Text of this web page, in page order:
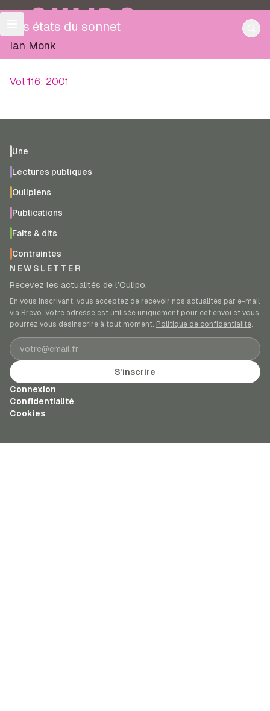
OULIPO
Les états du sonnet
Ian Monk
Vol 116; 2001
Une
Lectures publiques
Oulipiens
Publications
Faits & dits
Contraintes
NEWSLETTER
Recevez les actualités de l’Oulipo.
En vous inscrivant, vous acceptez de recevoir nos actualités par e-mail
via Brevo. Votre adresse est utilisée uniquement pour cet envoi et vous
pourrez vous désinscrire à tout moment. Politique de confidentialité.
Adresse e-mail
S’inscrire
Connexion
Confidentialité
Cookies